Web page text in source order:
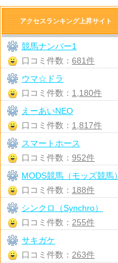
アクセスランキング上昇サイト
競馬ナンバー1
口コミ件数： 681件
ウマ☆ドラ
口コミ件数： 1,180件
えーあいNEO
口コミ件数： 1,817件
スマートホース
口コミ件数： 952件
MODS競馬（モッズ競馬）
口コミ件数： 188件
シンクロ（Synchro）
口コミ件数： 255件
サキガケ
口コミ件数： 263件